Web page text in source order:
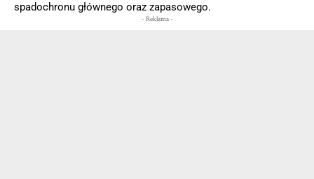
spadochronu głównego oraz zapasowego.
- Reklama -